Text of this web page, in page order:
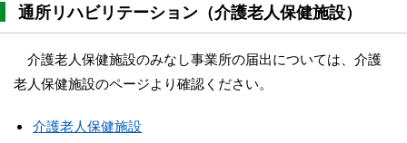
通所リハビリテーション（介護老人保健施設）
介護老人保健施設のみなし事業所の届出については、介護
老人保健施設のページより確認ください。
介護老人保健施設